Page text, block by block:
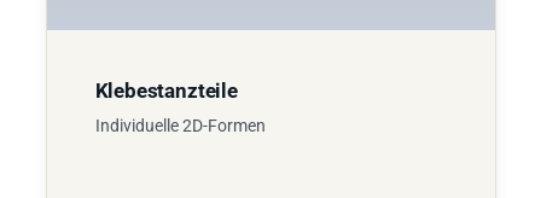
Klebestanzteile
Individuelle 2D-Formen